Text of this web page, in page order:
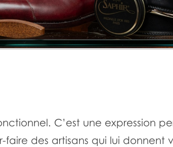
C’est une expression
des artisans qui lui donnent